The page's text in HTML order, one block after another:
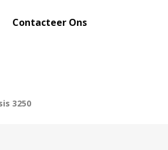
Contacteer Ons
3250